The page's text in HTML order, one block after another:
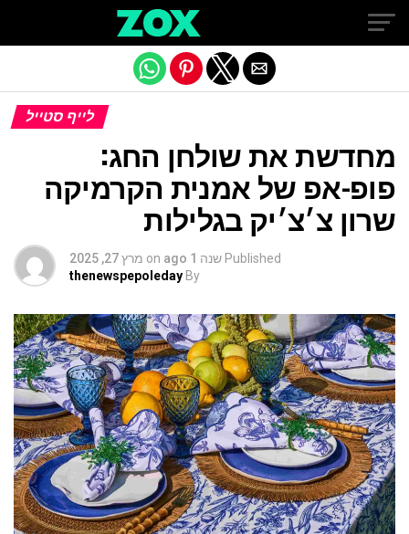
לייף סטייל
מחדשת את שולחן החג:
פופ-אפ של אמנית הקרמיקה
שרון צ׳צ׳יק בגלילות
Published שנה 1 ago on מרץ 27, 2025
By
thenewspepoleday
Exit mobile version